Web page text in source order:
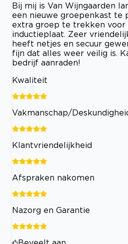
Bij mij is Van Wijngaarden
een nieuwe groepenkast te
extra groep te trekken voor
inductieplaat. Zeer
heeft netjes en secuur
fijn dat alles weer veilig is.
bedrijf aanraden!
Kwaliteit
Vakmanschap/
Klantvriendelijkheid
Afspraken nakomen
Nazorg en Garantie